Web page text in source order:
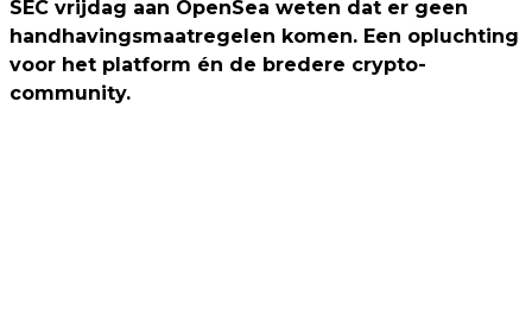
SEC vrijdag aan OpenSea weten dat er geen
handhavingsmaatregelen komen. Een opluchting
voor het platform én de bredere crypto-
community.